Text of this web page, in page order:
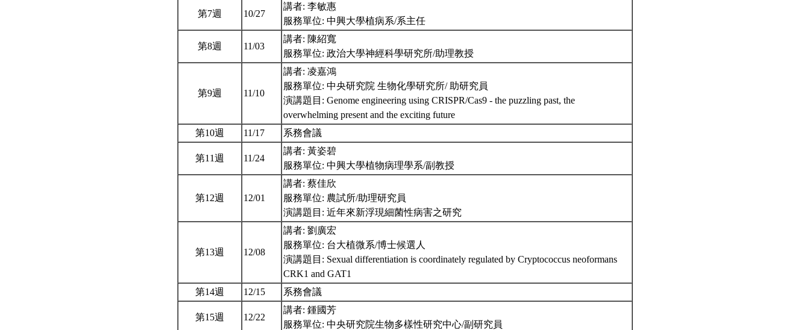
第7週 10/27
講者: 李敏惠
服務單位: 中興大學植病系/系主任
第8週 11/03
講者: 陳紹寬
服務單位: 政治大學神經科學研究所/助理教授
第9週 11/10
講者: 凌嘉鴻
服務單位: 中央研究院 生物化學研究所/ 助研究員
演講題目: Genome engineering using CRISPR/Cas9 - the puzzling past, the
overwhelming present and the exciting future
第10週
11/17 系務會議
第11週 11/24
講者: 黃姿碧
服務單位: 中興大學植物病理學系/副教授
第12週 12/01
講者: 蔡佳欣
服務單位: 農試所/助理研究員
演講題目: 近年來新浮現細菌性病害之研究
第13週 12/08
講者: 劉廣宏
服務單位: 台大植微系/博士候選人
演講題目: Sexual differentiation is coordinately regulated by Cryptococcus neoformans
CRK1 and GAT1
第14週
12/15 系務會議
第15週 12/22
講者: 鍾國芳
服務單位: 中央研究院生物多樣性研究中心/副研究員